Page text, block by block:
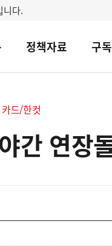
니다.
정책자료 구
카드/한컷
간 연장